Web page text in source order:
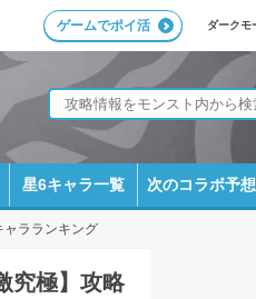
ダークモ
ゲームでポイ活
星6キャラ一覧 次のコラボ予想
ャラランキング
究極】攻略